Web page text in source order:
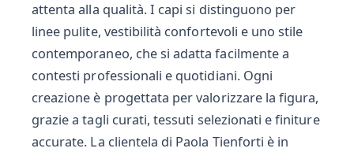
attenta alla qualità. I capi si distinguono per
linee pulite, vestibilità confortevoli e uno stile
contemporaneo, che si adatta facilmente a
contesti professionali e quotidiani. Ogni
creazione è progettata per valorizzare la figura,
grazie a tagli curati, tessuti selezionati e finiture
accurate. La clientela di Paola Tienforti è in